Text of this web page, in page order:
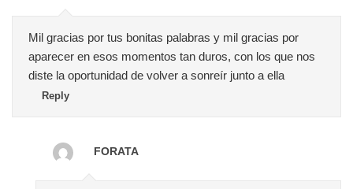
Mil gracias por tus bonitas palabras y mil gracias por
aparecer en esos momentos tan duros, con los que nos
diste la oportunidad de volver a sonreír junto a ella
Reply
FORATA